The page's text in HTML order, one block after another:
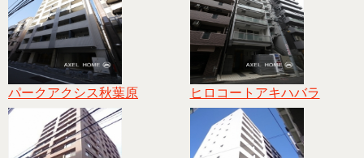
パークアクシス秋葉原 ヒロコートアキハバラ